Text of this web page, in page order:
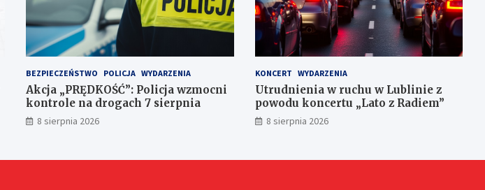
BEZPIECZEŃSTWO POLICJA WYDARZENIA
Akcja „PRĘDKOŚĆ”: Policja wzmocni
kontrole na drogach 7 sierpnia
8 sierpnia 2026
KONCERT WYDARZENIA
Utrudnienia w ruchu w Lublinie z
powodu koncertu „Lato z Radiem”
8 sierpnia 2026